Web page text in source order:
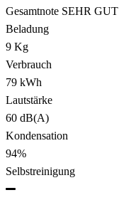
Gesamtnote SEHR GUT
Beladung
9 Kg
Verbrauch
79 kWh
Lautstärke
60 dB(A)
Kondensation
94%
Selbstreinigung